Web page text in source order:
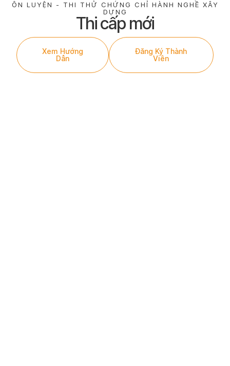
ÔN LUYỆN - THI THỬ CHỨNG CHỈ HÀNH NGHỀ XÂY
DỰNG
Thi cấp mới
Xem Hướng
Dẫn
Đăng Ký Thành
Viên